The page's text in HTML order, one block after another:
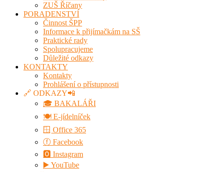
ZUŠ Říčany
PORADENSTVÍ
Činnost ŠPP
Informace k přijímačkám na SŠ
Praktické rady
Spolupracujeme
Důležité odkazy
KONTAKTY
Kontakty
Prohlášení o přístupnosti
🔗 ODKAZY📲
🎓 BAKALÁŘI
🍽️ E-jídelníček
🪟 Office 365
ⓕ Facebook
🅾 Instagram
▶️ YouTube